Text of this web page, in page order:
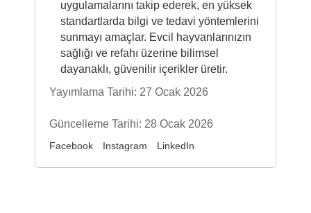
uygulamalarını takip ederek, en yüksek
standartlarda bilgi ve tedavi yöntemlerini
sunmayı amaçlar. Evcil hayvanlarınızın
sağlığı ve refahı üzerine bilimsel
dayanaklı, güvenilir içerikler üretir.
Yayımlama Tarihi: 27 Ocak 2026
Güncelleme Tarihi: 28 Ocak 2026
Facebook Instagram LinkedIn